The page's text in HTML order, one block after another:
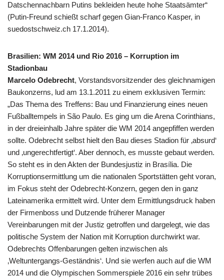
Datschennachbarn Putins bekleiden heute hohe Staatsämter“
(Putin-Freund schießt scharf gegen Gian-Franco Kasper, in
suedostschweiz.ch 17.1.2014).
Brasilien: WM 2014 und Rio 2016 – Korruption im
Stadionbau
Marcelo Odebrecht, Vorstandsvorsitzender des gleichnamigen
Baukonzerns, lud am 13.1.2011 zu einem exklusiven Termin:
„Das Thema des Treffens: Bau und Finanzierung eines neuen
Fußballtempels in São Paulo. Es ging um die Arena Corinthians,
in der dreieinhalb Jahre später die WM 2014 angepfiffen werden
sollte. Odebrecht selbst hielt den Bau dieses Stadion für ‚absurd‘
und ‚ungerechtfertigt‘. Aber dennoch, es musste gebaut werden.
So steht es in den Akten der Bundesjustiz in Brasília. Die
Korruptionsermittlung um die nationalen Sportstätten geht voran,
im Fokus steht der Odebrecht-Konzern, gegen den in ganz
Lateinamerika ermittelt wird. Unter dem Ermittlungsdruck haben
der Firmenboss und Dutzende früherer Manager
Vereinbarungen mit der Justiz getroffen und dargelegt, wie das
politische System der Nation mit Korruption durchwirkt war.
Odebrechts Offenbarungen gelten inzwischen als
‚Weltuntergangs-Geständnis‘. Und sie werfen auch auf die WM
2014 und die Olympischen Sommerspiele 2016 ein sehr trübes